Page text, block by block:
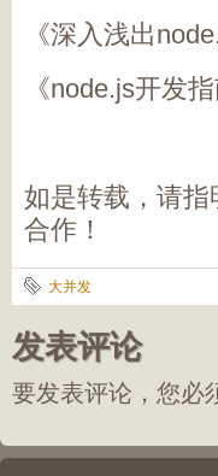
《深入浅出
《node.js开发
如是转载，请指
合作！
大并发
发表评论
要发表评论，您必